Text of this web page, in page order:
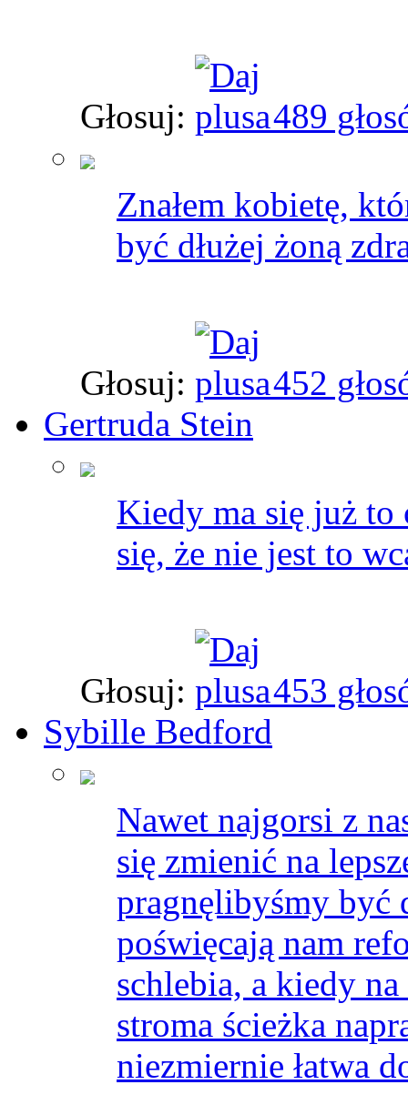
Głosuj: 489
Znałem kobietę,
być dłużej żoną
Głosuj:
452
Gertruda Stein
Kiedy ma się już to
się, że nie jest to
Głosuj:
453
Sybille Bedford
Nawet najgorsi z
się zmienić na
pragnęlibyśmy być
poświęcają nam
schlebia, a kiedy
stroma ścieżka
niezmiernie łatwa